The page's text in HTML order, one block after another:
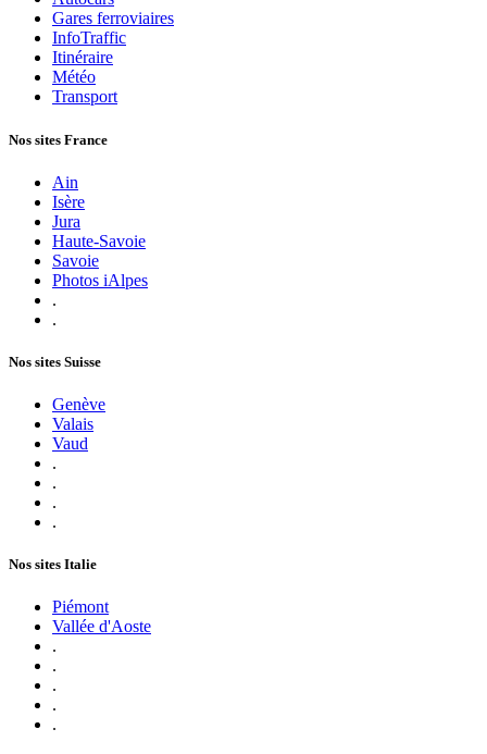
Gares ferroviaires
InfoTraffic
Itinéraire
Météo
Transport
Nos sites France
Ain
Isère
Jura
Haute-Savoie
Savoie
Photos iAlpes
.
.
Nos sites Suisse
Genève
Valais
Vaud
.
.
.
.
Nos sites Italie
Piémont
Vallée d'Aoste
.
.
.
.
.